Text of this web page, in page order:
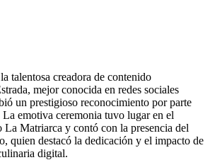
talentosa creadora de contenido
mejor conocida en redes sociales
un prestigioso reconocimiento por parte
emotiva ceremonia tuvo lugar en el
La Matriarca y contó con la presencia del
quien destacó la dedicación y el impacto de
digital.